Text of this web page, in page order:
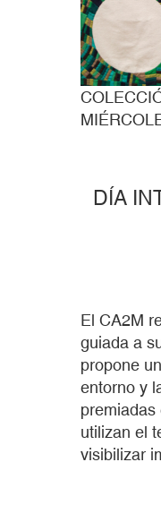
DÍA
El CA2M
guiada a
propone
entorno y
utilizan el
visibilizar